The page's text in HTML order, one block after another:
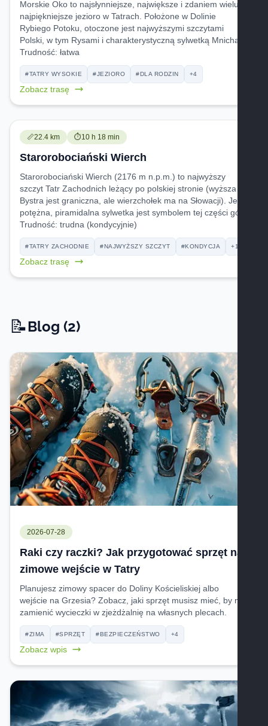
Morskie Oko to najsłynniejsze, największe i zdaniem wielu
najpiękniejsze jezioro w Tatrach. Położone w Dolinie
Rybiego Potoku, otoczone jest najwyższymi szczytami
Polski, w tym Rysami i charakterystyczną sylwetką Mnicha.
Trudność: łatwa
#TATRY WYSOKIE #JEZIORO #DLA RODZIN +4
Zobacz trasę
📏Trudność:
22.4 km ⏱️Czas przejścia:
10 h 18 min
Starorobociański Wierch
Starorobociański Wierch (2176 m n.p.m.) to najwyższy
szczyt Tatr Zachodnich leżący po polskiej stronie (wyższa
Bystra jest graniczna, ale wierzchołek ma na Słowacji). Jego
potężna, piramidalna sylwetka jest symbolem tej części gór.
Trudność: trudna (kondycyjnie)
#TATRY ZACHODNIE #NAJWYŻSZY SZCZYT #KONDYCJA +1
Zobacz trasę
📝Blog -
Blog (2)
2026-07-28
Raki czy raczki? Jak przygotować sprzęt na
zimowe wejście w Tatry
Planujesz zimowy spacer do Doliny Kościeliskiej albo
wejście na Grzesia? Zobacz, jaki sprzęt musisz mieć, by nie
zamienić wycieczki w zjeżdżalnię na własnych plecach.
#ZIMA #SPRZĘT #BEZPIECZEŃSTWO +4
Zobacz wpis